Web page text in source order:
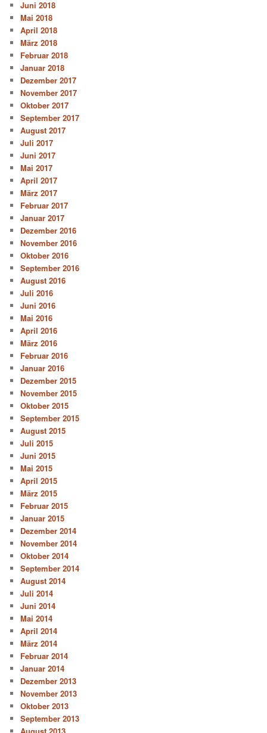
Juni 2018
Mai 2018
April 2018
März 2018
Februar 2018
Januar 2018
Dezember 2017
November 2017
Oktober 2017
September 2017
August 2017
Juli 2017
Juni 2017
Mai 2017
April 2017
März 2017
Februar 2017
Januar 2017
Dezember 2016
November 2016
Oktober 2016
September 2016
August 2016
Juli 2016
Juni 2016
Mai 2016
April 2016
März 2016
Februar 2016
Januar 2016
Dezember 2015
November 2015
Oktober 2015
September 2015
August 2015
Juli 2015
Juni 2015
Mai 2015
April 2015
März 2015
Februar 2015
Januar 2015
Dezember 2014
November 2014
Oktober 2014
September 2014
August 2014
Juli 2014
Juni 2014
Mai 2014
April 2014
März 2014
Februar 2014
Januar 2014
Dezember 2013
November 2013
Oktober 2013
September 2013